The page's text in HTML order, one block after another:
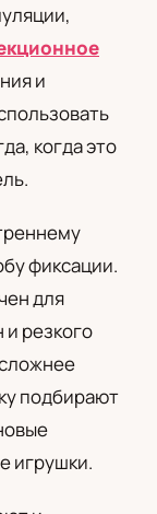
и
когда это
фиксации.
для
и резкого
подбирают
игрушки.